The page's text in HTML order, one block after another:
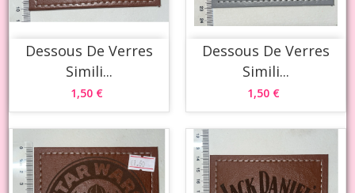
Dessous De Verres
Simili...
1,50 €
Dessous De Verres
Simili...
1,50 €